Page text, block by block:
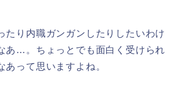
たり内職ガンガンしたりしたいわけ
あ…。ちょっとでも面白く受けられ
あって思いますよね。